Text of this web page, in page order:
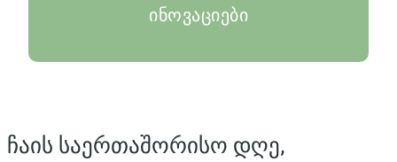
ინოვაციები
ჩაის საერთაშორისო დღე,